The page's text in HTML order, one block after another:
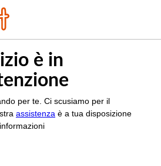
è in
per te. Ci scusiamo per il
assistenza è a tua disposizione